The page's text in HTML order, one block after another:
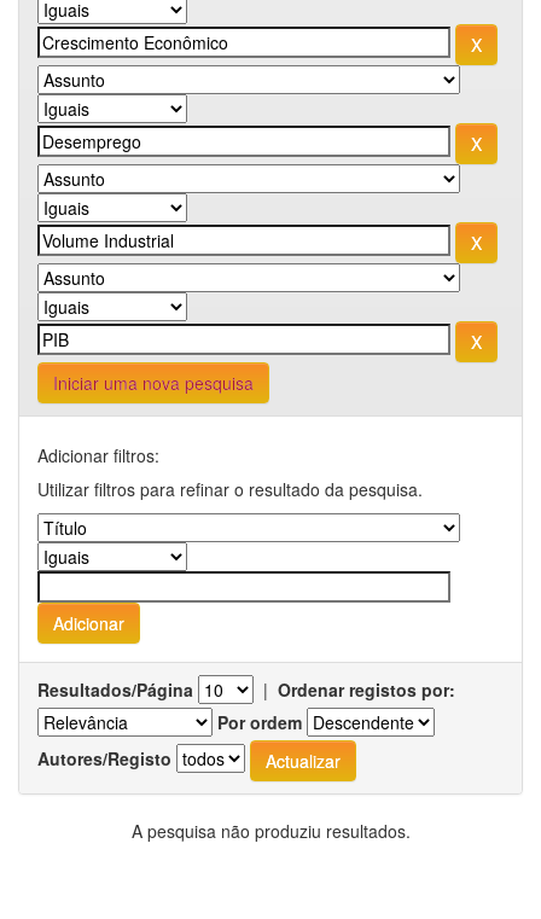
Iniciar uma nova pesquisa
Adicionar filtros:
Utilizar filtros para refinar o resultado da pesquisa.
Resultados/Página | Ordenar registos por:
Por ordem
Autores/Registo
A pesquisa não produziu resultados.